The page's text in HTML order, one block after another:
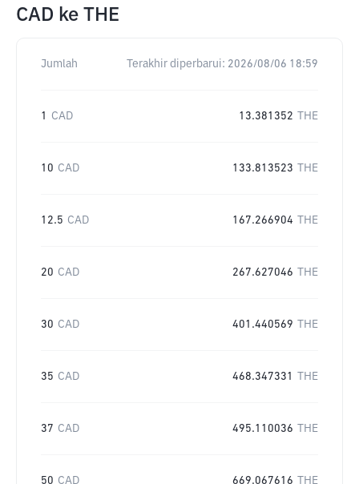
CAD ke THE
Jumlah Terakhir diperbarui: 2026/08/06 18:59
1 CAD 13.381352 THE
10 CAD 133.813523 THE
12.5 CAD 167.266904 THE
20 CAD 267.627046 THE
30 CAD 401.440569 THE
35 CAD 468.347331 THE
37 CAD 495.110036 THE
50 CAD 669.067616 THE